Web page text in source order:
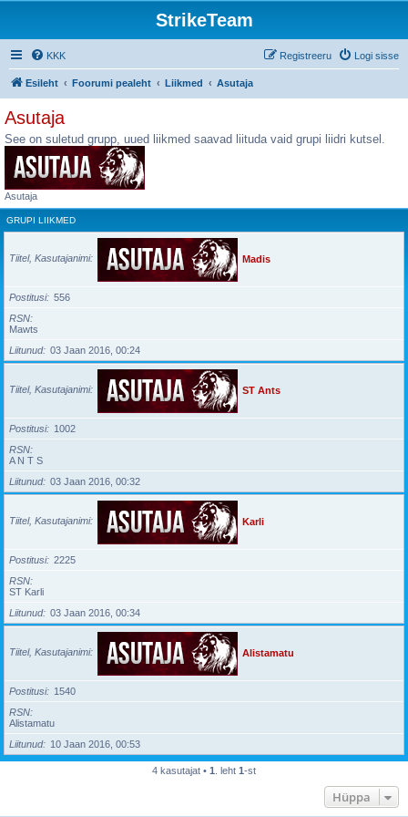
StrikeTeam
KKK Logi sisse
Registreeru
Esileht Foorumi pealeht Liikmed Asutaja
Asutaja
See on suletud grupp, uued liikmed saavad liituda vaid grupi liidri kutsel.
Asutaja
GRUPI LIIKMED
Tiitel, Kasutajanimi Madis
Postitusi
556
RSN
Mawts
Liitunud
03 Jaan 2016, 00:24
Tiitel, Kasutajanimi ST Ants
Postitusi
1002
RSN
A N T S
Liitunud
03 Jaan 2016, 00:32
Tiitel, Kasutajanimi Karli
Postitusi
2225
RSN
ST Karli
Liitunud
03 Jaan 2016, 00:34
Tiitel, Kasutajanimi Alistamatu
Postitusi
1540
RSN
Alistamatu
Liitunud
10 Jaan 2016, 00:53
4 kasutajat • 1 . leht 1-st
Hüppa